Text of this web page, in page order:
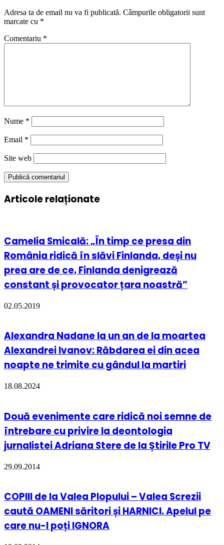
Adresa ta de email nu va fi publicată. Câmpurile obligatorii sunt
marcate cu *
Comentariu *
Nume *
Email *
Site web
Articole relaționate
Camelia Smicală: „În timp ce presa din
România ridică în slăvi Finlanda, deși nu
prea are de ce, Finlanda denigrează
constant și provocator țara noastră”
02.05.2019
Alexandra Nadane la un an de la moartea
Alexandrei Ivanov: Răbdarea ei din acea
noapte ne trimite cu gândul la martiri
18.08.2024
Două evenimente care ridică noi semne de
întrebare cu privire la deontologia
jurnalistei Adriana Stere de la Știrile Pro TV
29.09.2014
COPIII de la Valea Plopului – Valea Screzii
caută OAMENI săritori și HARNICI. Apelul pe
care nu-l poți IGNORA